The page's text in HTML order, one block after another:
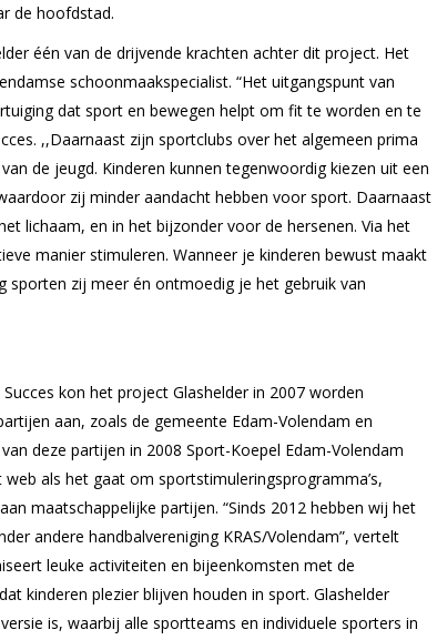
de hoofdstad.
één van de drijvende krachten achter dit project. Het
schoonmaakspecialist. “Het uitgangspunt van
dat sport en bewegen helpt om fit te worden en te
,,Daarnaast zijn sportclubs over het algemeen prima
de jeugd. Kinderen kunnen tegenwoordig kiezen uit een
zij minder aandacht hebben voor sport. Daarnaast
lichaam, en in het bijzonder voor de hersenen. Via het
manier stimuleren. Wanneer je kinderen bewust maakt
zij meer én ontmoedig je het gebruik van
kon het project Glashelder in 2007 worden
aan, zoals de gemeente Edam-Volendam en
deze partijen in 2008 Sport-Koepel Edam-Volendam
als het gaat om sportstimuleringsprogramma’s,
maatschappelijke partijen. “Sinds 2012 hebben wij het
andere handbalvereniging KRAS/Volendam”, vertelt
leuke activiteiten en bijeenkomsten met de
kinderen plezier blijven houden in sport. Glashelder
is, waarbij alle sportteams en individuele sporters in